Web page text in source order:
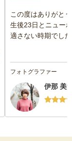
この度はありがと
生後23日とニュー
適さない時期でし
の際にはよろしく
フォトグラファー
伊那 美